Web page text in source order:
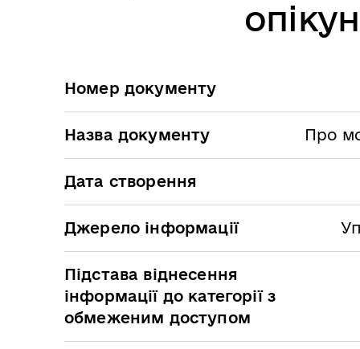
Номер документу
Назва документу Про
Дата створення
Джерело інформації
Підстава віднесення
інформації до категорії з
обмеженим доступом